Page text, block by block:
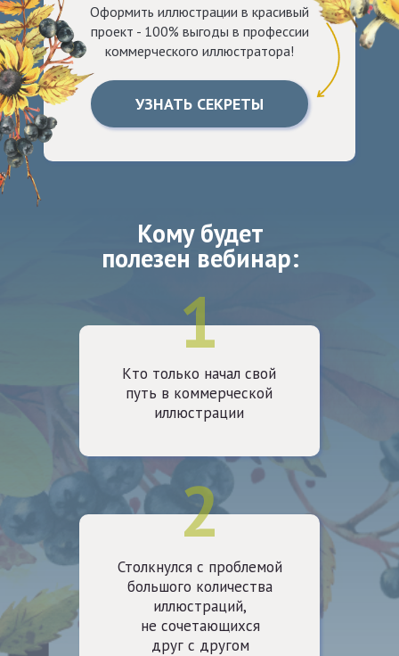
Оформить иллюстрации в красивый
проект - 100% выгоды в профессии
коммерческого иллюстратора!
УЗНАТЬ СЕКРЕТЫ
Кому будет
полезен вебинар:
Кто только начал свой
путь в коммерческой
иллюстрации
Столкнулся с проблемой
большого количества
иллюстраций,
не сочетающихся
друг с другом
1
2